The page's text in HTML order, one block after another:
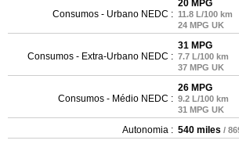
Consumos - Urbano NEDC :
20 MPG
11.8 L/100 km
24 MPG UK
Consumos - Extra-Urbano NEDC :
31 MPG
7.7 L/100 km
37 MPG UK
Consumos - Médio NEDC :
26 MPG
9.2 L/100 km
31 MPG UK
Autonomia : 540 miles /